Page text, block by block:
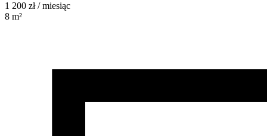
1 200 zł / miesiąc
8 m²